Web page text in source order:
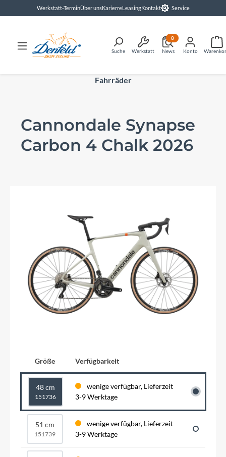
springenWerkstatt-TerminÜber unsKarierreLeasingKontakt Service
Suche Werkstatt News
8
Konto
Fahrräder
Cannondale Synapse
Carbon 4 Chalk 2026
Größe Verfügbarkeit
48 cm
151736
wenige verfügbar, Lieferzeit
3-9 Werktage
51 cm
151739
wenige verfügbar, Lieferzeit
3-9 Werktage